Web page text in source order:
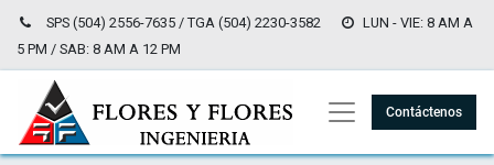
SPS (504) 2556-7635 / TGA (504) 2230-3582
LUN - VIE: 8 AM A
5 PM / SAB: 8 AM A 12 PM
Contáctenos